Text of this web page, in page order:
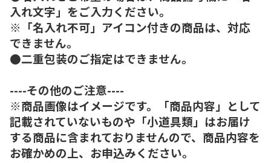
入れ文字」をご入力ください。
※「名入れ不可」アイコン付きの商品は、対応
できません。
●二重包装のご指定はできません。
----その他のご注意----
※商品画像はイメージです。「商品内容」として
記載されていないものや「小道具類」はお届け
する商品に含まれておりませんので、商品内容を
お確かめの上、お申込みください。